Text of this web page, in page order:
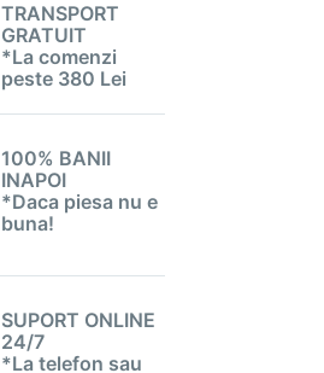
TRANSPORT
GRATUIT
*La comenzi
peste 380 Lei
100% BANII
INAPOI
*Daca piesa nu e
buna!
SUPORT ONLINE
24/7
*La telefon sau